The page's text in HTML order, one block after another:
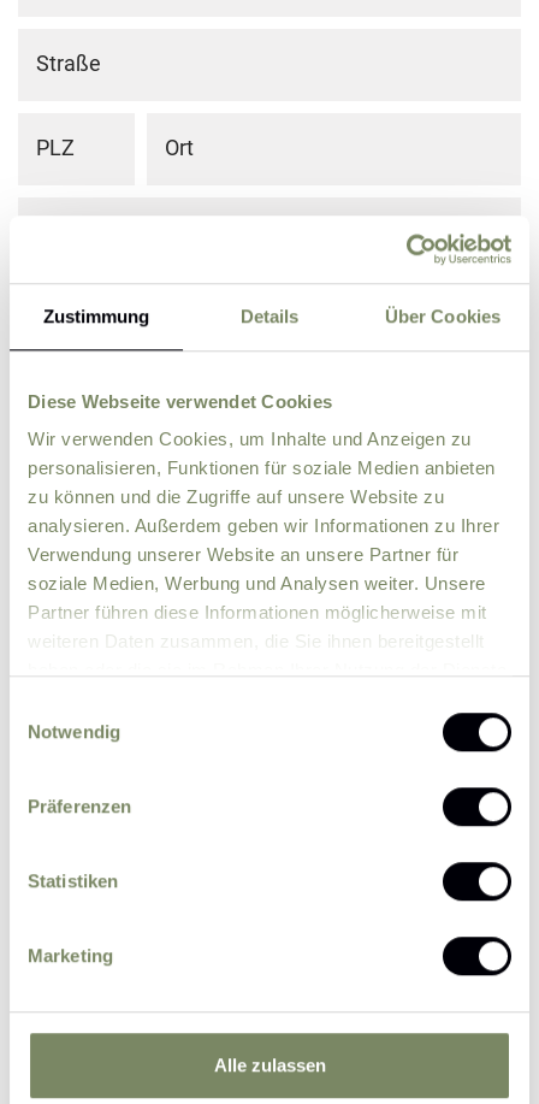
Zustimmung Details Über Cookies
Diese Webseite verwendet Cookies
Wir verwenden Cookies, um Inhalte und Anzeigen zu
personalisieren, Funktionen für soziale Medien anbieten
zu können und die Zugriffe auf unsere Website zu
analysieren. Außerdem geben wir Informationen zu Ihrer
Verwendung unserer Website an unsere Partner für
soziale Medien, Werbung und Analysen weiter. Unsere
Partner führen diese Informationen möglicherweise mit
weiteren Daten zusammen, die Sie ihnen bereitgestellt
Notwendig
Präferenzen
Statistiken
Marketing
Alle zulassen
Straße
PLZ Ort
Zusätzliche Angaben, Fragen oder Wünsche
Bitte senden Sie mir zukünftig Informationen
Ich erkläre mich einverstanden, dass eine
personenbezogenen Daten durch den
Zweck der Bearbeitung meiner Anfrage auf
Grundlage meiner durch das Absenden des
Informationen
Anfrage absenden